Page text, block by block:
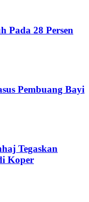
Pada 28 Persen
Pembuang Bayi
Tegaskan
Koper